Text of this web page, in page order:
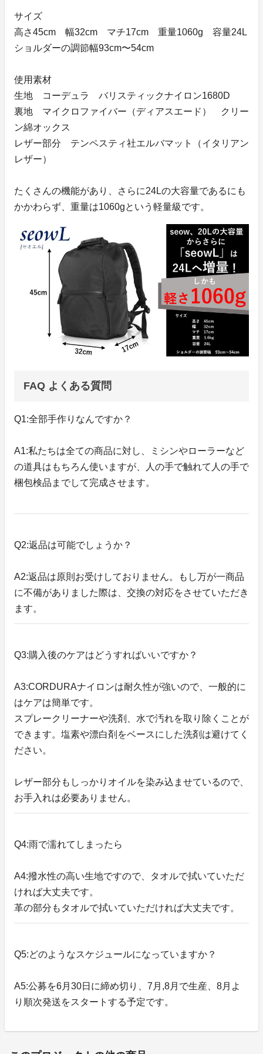
サイズ
高さ45cm 幅32cm マチ17cm 重量1060g 容量24L
ショルダーの調節幅93cm〜54cm
使用素材
生地 コーデュラ バリスティックナイロン1680D
裏地 マイクロファイバー（ディアスエード） クリー
ン綿オックス
レザー部分 テンペスティ社エルバマット（イタリアン
レザー）
たくさんの機能があり、さらに24Lの大容量であるにも
かかわらず、重量は1060gという軽量級です。
FAQ よくある質問
Q1:全部手作りなんですか？
A1:私たちは全ての商品に対し、ミシンやローラーなど
の道具はもちろん使いますが、人の手で触れて人の手で
梱包検品までして完成させます。
Q2:返品は可能でしょうか？
A2:返品は原則お受けしておりません。もし万が一商品
に不備がありました際は、交換の対応をさせていただき
ます。
Q3:購入後のケアはどうすればいいですか？
A3:CORDURAナイロンは耐久性が強いので、一般的に
はケアは簡単です。
スプレークリーナーや洗剤、水で汚れを取り除くことが
できます。塩素や漂白剤をベースにした洗剤は避けてく
ださい。
レザー部分もしっかりオイルを染み込ませているので、
お手入れは必要ありません。
Q4:雨で濡れてしまったら
A4:撥水性の高い生地ですので、タオルで拭いていただ
ければ大丈夫です。
革の部分もタオルで拭いていただければ大丈夫です。
Q5:どのようなスケジュールになっていますか？
A5:公募を6月30日に締め切り、7月,8月で生産、8月よ
り順次発送をスタートする予定です。